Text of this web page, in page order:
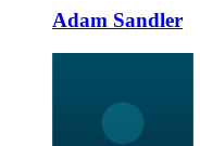
Adam Sandler